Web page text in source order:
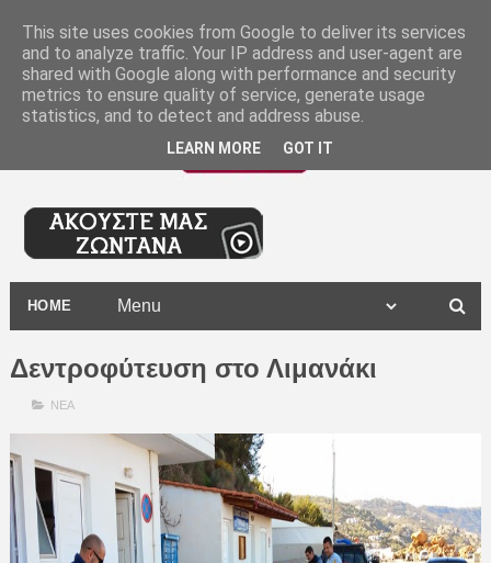
HOME
Δεντροφύτευση στο Λιμανάκι
ΝΕΑ
This site uses cookies from Google to deliver its services
and to analyze traffic. Your IP address and user-agent are
shared with Google along with performance and security
metrics to ensure quality of service, generate usage
statistics, and to detect and address abuse.
LEARN MORE GOT IT